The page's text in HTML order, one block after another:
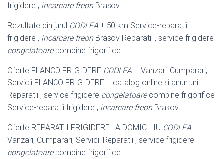
frigidere , incarcare freonBrasov.
Rezultate din jurul CODLEA ± 50 km Service-reparatii
frigidere , incarcare freonBrasov Reparatii , service frigidere
congelatoarecombine frigorifice.
Oferte FLANCO FRIGIDERE CODLEA – Vanzari, Cumparari,
Servicii FLANCO FRIGIDERE – catalog online si anunturi.
Reparatii , service frigidere congelatoarecombine frigorifice
Service-reparatii frigidere , incarcare freonBrasov.
Oferte REPARATII FRIGIDERE LA DOMICILIU CODLEA –
Vanzari, Cumparari, Servicii Reparatii , service frigidere
congelatoarecombine frigorifice.